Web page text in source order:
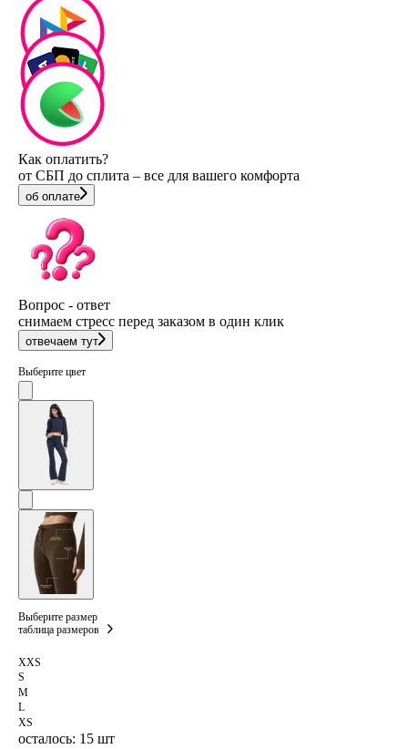
Как оплатить?
от СБП до сплита – все для вашего комфорта
об оплате
Вопрос - ответ
снимаем стресс перед заказом в один клик
отвечаем тут
Выберите цвет
Выберите размер
таблица размеров
XXS
S
M
L
XS
осталось: 15 шт